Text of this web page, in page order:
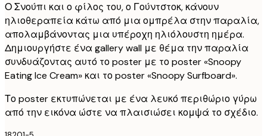
Ο Σνούπι και ο φίλος του, ο Γούντστοκ, κάνουν
ηλιοθεραπεία κάτω από μια ομπρέλα στην παραλία,
απολαμβάνοντας μια υπέροχη ηλιόλουστη ημέρα.
Δημιουργήστε ένα gallery wall με θέμα την παραλία
συνδυάζοντας αυτό το poster με το poster «Snoopy
Eating Ice Cream» και το poster «Snoopy Surfboard».
Το poster εκτυπώνεται με ένα λευκό περιθώριο γύρω
από την εικόνα ώστε να πλαισιώσει κομψά το σχέδιο.